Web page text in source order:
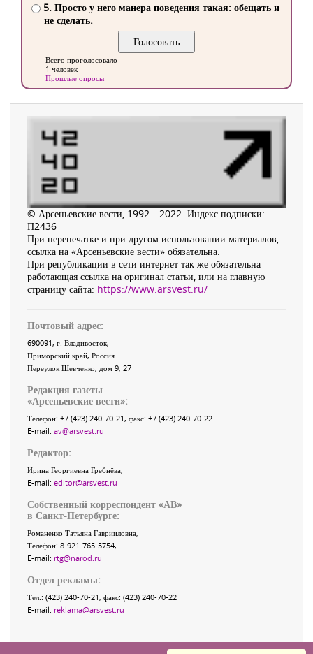
5. Просто у него манера поведения такая: обещать и
не сделать.
Всего проголосовало
1 человек
Прошлые опросы
© Арсеньевские вести, 1992—2022. Индекс подписки:
П2436
При перепечатке и при другом использовании материалов,
ссылка на «Арсеньевские вести» обязательна.
При републикации в сети интернет так же обязательна
работающая ссылка на оригинал статьи, или на главную
страницу сайта: https://www.arsvest.ru/
Почтовый адрес:
690091, г. Владивосток,
Приморский край, Россия
Переулок Шевченко, дом 9, 27
Редакция газеты
«Арсеньевские вести»:
Телефон: +7 (423) 240-70-21, факс: +7 (423) 240-70-22
E-mail: av@arsvest.ru
Редактор:
Ирина Георгиевна Гребнёва,
E-mail: editor@arsvest.ru
Собственный корреспондент «АВ»
в Санкт-Петербурге:
Романенко Татьяна Гаврииловна,
Телефон: 8-921-765-5754,
E-mail: rtg@narod.ru
Отдел рекламы:
Тел.: (423) 240-70-21, факс: (423) 240-70-22
E-mail: reklama@arsvest.ru